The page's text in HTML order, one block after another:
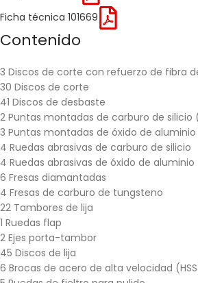
Ficha técnica 101669
Contenido
3 Discos de corte con refuerzo de fibra
30 Discos de corte
41 Discos de desbaste
2 Puntas montadas de carburo de silicio
3 Puntas montadas de óxido de aluminio
4 Ruedas abrasivas de carburo de silicio
4 Ruedas abrasivas de óxido de aluminio
6 Fresas diamantadas
4 Fresas de carburo de tungsteno
22 Tambores de lija
1 Ruedas flap
2 Ejes porta-tambor
45 Discos de lija
6 Brocas de acero de alta velocidad